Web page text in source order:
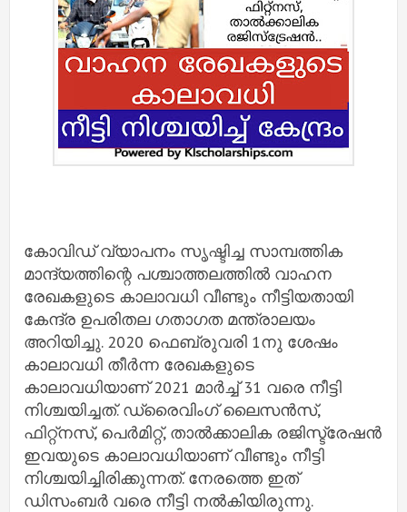
കോവിഡ് വ്യാപനം സൃഷ്ടിച്ച സാമ്പത്തിക
മാന്ദ്യത്തിന്റെ പശ്ചാത്തലത്തിൽ വാഹന
രേഖകളുടെ കാലാവധി വീണ്ടും നീട്ടിയതായി
കേന്ദ്ര ഉപരിതല ഗതാഗത മന്ത്രാലയം
അറിയിച്ചു. 2020 ഫെബ്രുവരി 1നു ശേഷം
കാലാവധി തീർന്ന രേഖകളുടെ
കാലാവധിയാണ് 2021 മാർച്ച് 31 വരെ നീട്ടി
നിശ്ചയിച്ചത്. ഡ്രൈവിംഗ് ലൈസൻസ്,
ഫിറ്റ്നസ്, പെർമിറ്റ്, താൽക്കാലിക രജിസ്ട്രേഷൻ
ഇവയുടെ കാലാവധിയാണ് വീണ്ടും നീട്ടി
നിശ്ചയിച്ചിരിക്കുന്നത്. നേരത്തെ ഇത്
ഡിസംബർ വരെ നീട്ടി നൽകിയിരുന്നു.